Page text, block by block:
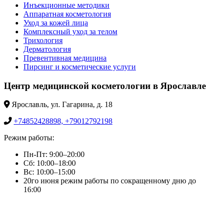
Инъекционные методики
Аппаратная косметология
Уход за кожей лица
Комплексный уход за телом
Трихология
Дерматология
Превентивная медицина
Пирсинг и косметические услуги
Центр медицинской косметологии в Ярославле
Ярославль, ул. Гагарина, д. 18
+74852428898, +79012792198
Режим работы:
Пн-Пт: 9:00–20:00
Сб: 10:00–18:00
Вс: 10:00–15:00
20го июня режим работы по сокращенному дню до
16:00